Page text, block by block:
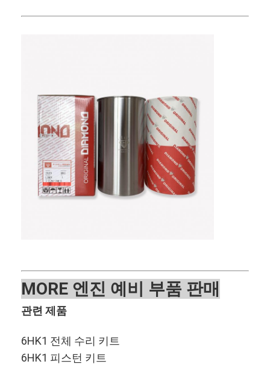
집
제품
MORE 엔진 예비 부품 판매
관련 제품
6HK1 전체 수리 키트
6HK1 피스턴 키트